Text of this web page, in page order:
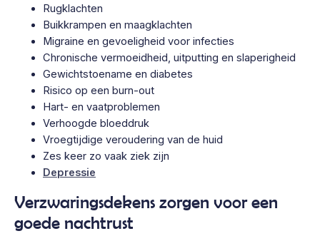
Rugklachten
Buikkrampen en maagklachten
Migraine en gevoeligheid voor infecties
Chronische vermoeidheid, uitputting en slaperigheid
Gewichtstoename en diabetes
Risico op een burn-out
Hart- en vaatproblemen
Verhoogde bloeddruk
Vroegtijdige veroudering van de huid
Zes keer zo vaak ziek zijn
Depressie
Verzwaringsdekens zorgen voor een
goede nachtrust